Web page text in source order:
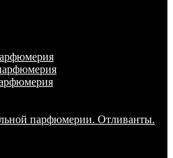
парфюмерии. Отливанты.